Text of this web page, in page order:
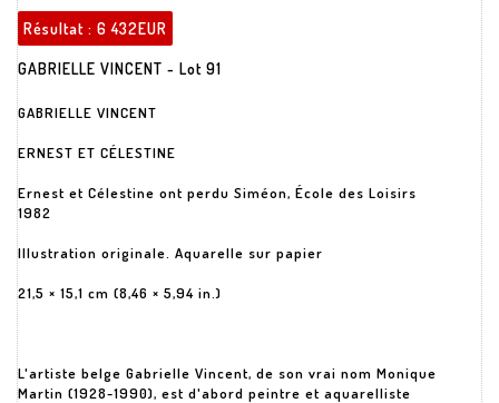
Résultat : 6 432EUR
GABRIELLE VINCENT - Lot 91
GABRIELLE VINCENT
ERNEST ET CÉLESTINE
Ernest et Célestine ont perdu Siméon, École des Loisirs
1982
Illustration originale. Aquarelle sur papier
21,5 × 15,1 cm (8,46 × 5,94 in.)
L'artiste belge Gabrielle Vincent, de son vrai nom Monique
Martin (1928-1990), est d'abord peintre et aquarelliste